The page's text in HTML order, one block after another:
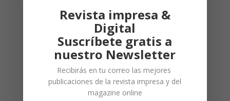
Madrid al atardecer: planes,
luces y rincones que enamoran
Revista impresa &
Digital
Suscríbete gratis a
nuestro Newsletter
Recibirás en tu correo las mejores
publicaciones de la revista impresa y del
magazine online